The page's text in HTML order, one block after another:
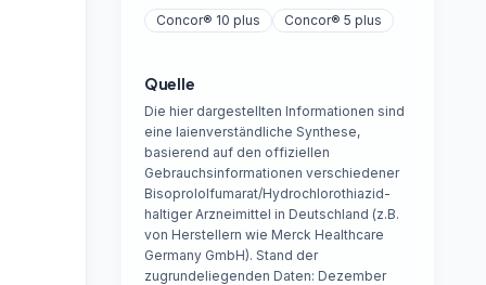
Concor® 10 plus Concor® 5 plus
Quelle
Die hier dargestellten Informationen sind
eine laienverständliche Synthese,
basierend auf den offiziellen
Gebrauchsinformationen verschiedener
Bisoprololfumarat/Hydrochlorothiazid-
haltiger Arzneimittel in Deutschland (z.B.
von Herstellern wie Merck Healthcare
Germany GmbH). Stand der
zugrundeliegenden Daten: Dezember